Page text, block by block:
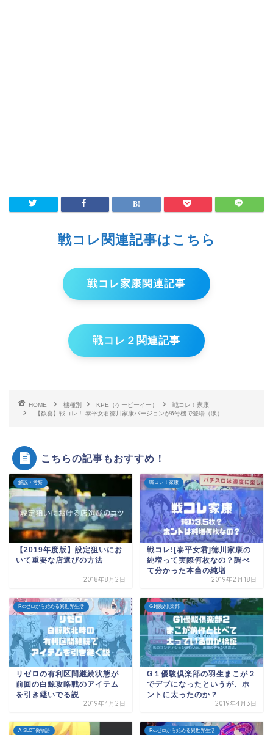
戦コレ関連記事はこちら
戦コレ家康関連記事
戦コレ２関連記事
HOME 機種別 KPE（ケーピーイー）
戦コレ！家康
【歓喜】戦コレ！ 泰平女君徳川家康バージョンが6号機で登場（涙）
こちらの記事もおすすめ！
解説・考察
【2019年度版】設定狙いにお
いて重要な店選びの方法
2018年8月2日
戦コレ！家康
戦コレ![泰平女君]徳川家康の
純増って実際何枚なの？調べ
て分かった本当の純増
2019年2月18日
Re:ゼロから始める異世界生活
リゼロの有利区間継続状態が
前回の白鯨攻略戦のアイテム
を引き継いでる説
2019年4月2日
G1優駿倶楽部
G１優駿倶楽部の羽生まこが２
でデブになったというが、ホ
ントに太ったのか？
2019年4月3日
A-SLOT偽物語 Re:ゼロから始める異世界生活